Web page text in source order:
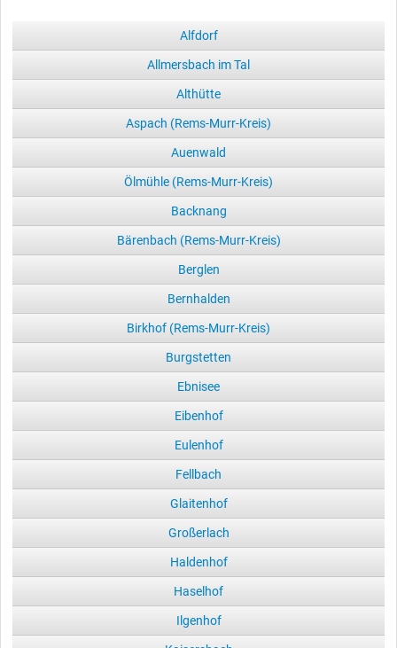
Alfdorf
Allmersbach im Tal
Althütte
Aspach (Rems-Murr-Kreis)
Auenwald
Ölmühle (Rems-Murr-Kreis)
Backnang
Bärenbach (Rems-Murr-Kreis)
Berglen
Bernhalden
Birkhof (Rems-Murr-Kreis)
Burgstetten
Ebnisee
Eibenhof
Eulenhof
Fellbach
Glaitenhof
Großerlach
Haldenhof
Haselhof
Ilgenhof